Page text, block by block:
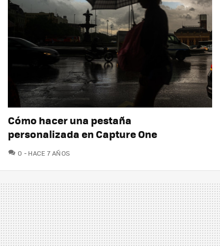
Cómo hacer una pestaña
personalizada en Capture One
0 COMENTARIOS
HACE 7 AÑOS